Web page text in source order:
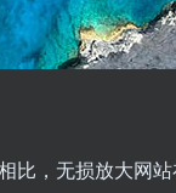
，无损放大网